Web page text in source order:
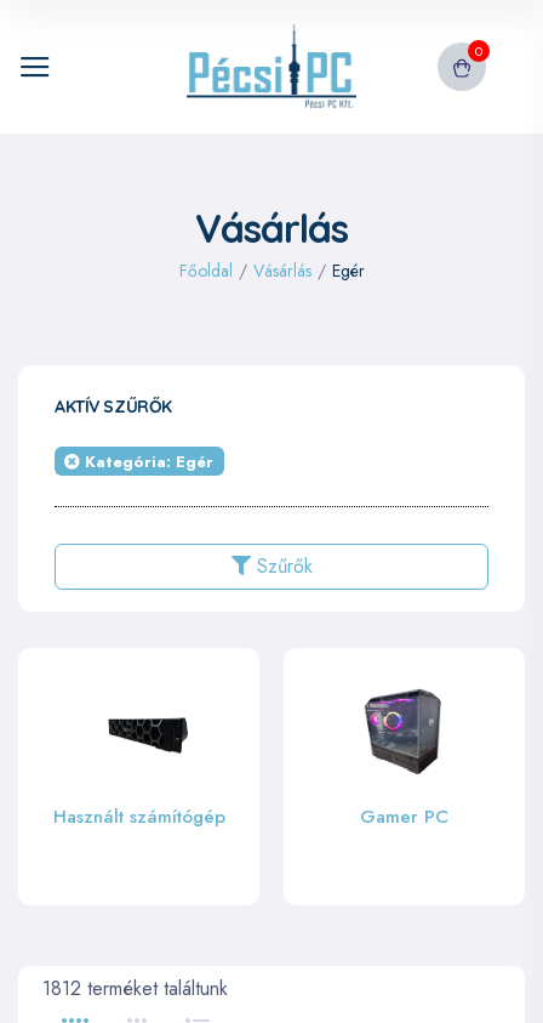
0
Vásárlás
Főoldal / Vásárlás / Egér
AKTÍV SZŰRŐK
Kategória: Egér
Szűrők
Használt számítógép Gamer PC
1812 terméket találtunk